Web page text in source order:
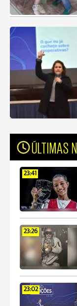
ÚLTIMAS
23:41
23:26
23:02